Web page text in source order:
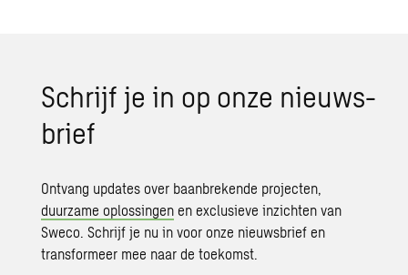
Schrijf je in op onze nieuws­
brief
Ontvang updates over baanbrekende projecten,
duurzame oplossingen en exclusieve inzichten van
Sweco. Schrijf je nu in voor onze nieuwsbrief en
transformeer mee naar de toekomst.